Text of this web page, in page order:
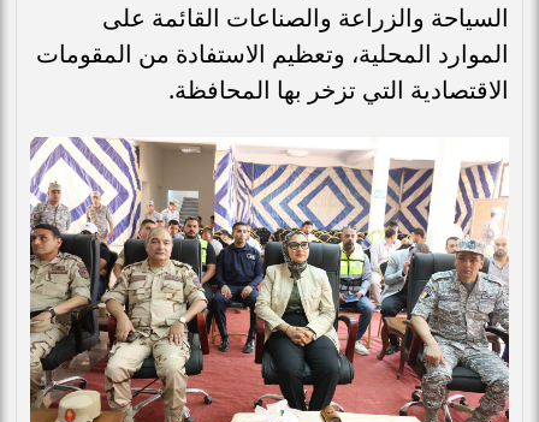
السياحة والزراعة والصناعات القائمة على
الموارد المحلية، وتعظيم الاستفادة من المقومات
الاقتصادية التي تزخر بها المحافظة.